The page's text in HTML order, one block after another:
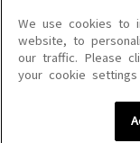
このサイトに掲載されてい
を問わず、著作権法の定め
を禁じます。
楽曲及びコンテンツは、機
楽曲及びコンテンツの配信
We use cookies to
website, to
our traffic. Please
your cookie